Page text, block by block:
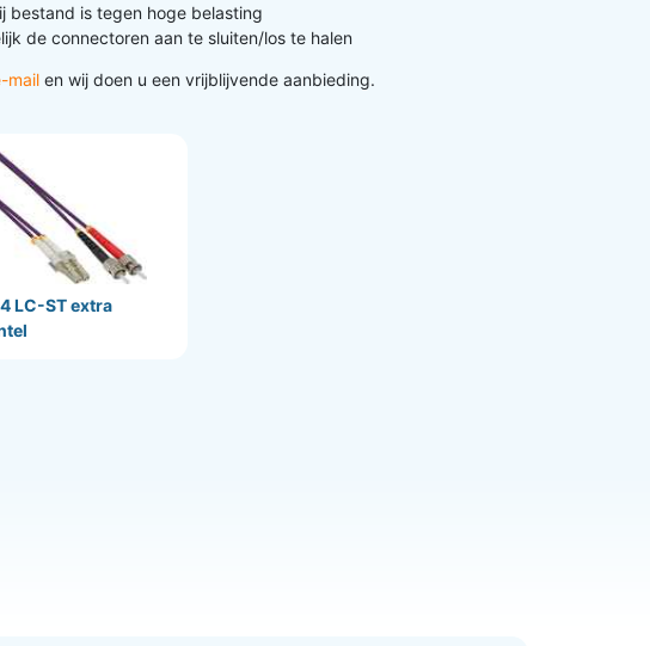
bestand is tegen hoge belasting
de connectoren aan te sluiten/los te halen
mail en wij doen u een vrijblijvende aanbieding.
LC-ST extra